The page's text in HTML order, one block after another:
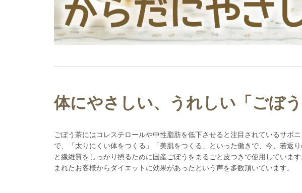
体にやさしい、うれしい「ごぼう
ごぼう茶にはコレステロールや中性脂肪を低下させると注目されているサポ
で、「太りにくい体をつくる」「美肌をつくる」といった働きで、今、若返
と繊維質をしっかり摂るために国産ごぼうをまるごと皮つきで使用していま
まれたお客様からダイエットに効果があったという声を多数頂いています。